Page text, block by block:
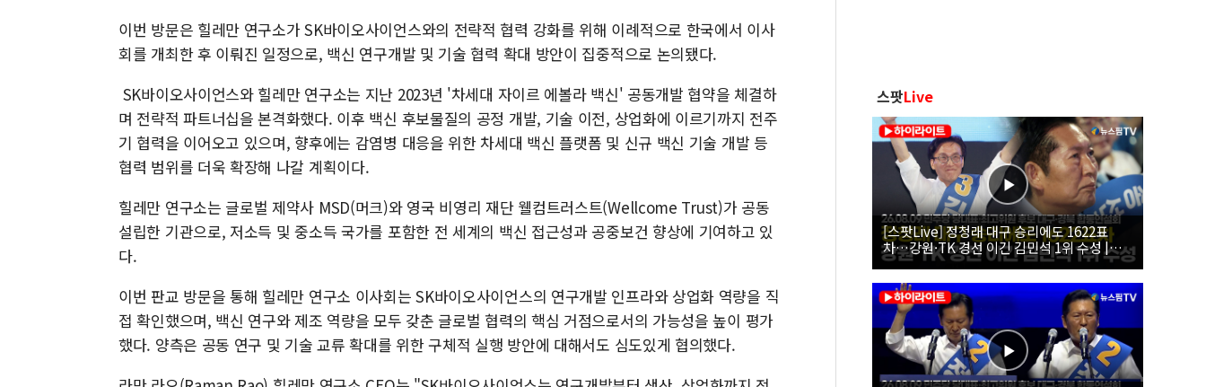
이번 방문은 힐레만 연구소가 SK바이오사이언스와의 전략적 협력 강화를 위해 이례적으로 한국에서 이사
회를 개최한 후 이뤄진 일정으로, 백신 연구개발 및 기술 협력 확대 방안이 집중적으로 논의됐다.
SK바이오사이언스와 힐레만 연구소는 지난 2023년 '차세대 자이르 에볼라 백신' 공동개발 협약을 체결하
며 전략적 파트너십을 본격화했다. 이후 백신 후보물질의 공정 개발, 기술 이전, 상업화에 이르기까지 전주
기 협력을 이어오고 있으며, 향후에는 감염병 대응을 위한 차세대 백신 플랫폼 및 신규 백신 기술 개발 등
협력 범위를 더욱 확장해 나갈 계획이다.
힐레만 연구소는 글로벌 제약사 MSD(머크)와 영국 비영리 재단 웰컴트러스트(Wellcome Trust)가 공동
설립한 기관으로, 저소득 및 중소득 국가를 포함한 전 세계의 백신 접근성과 공중보건 향상에 기여하고 있
다.
이번 판교 방문을 통해 힐레만 연구소 이사회는 SK바이오사이언스의 연구개발 인프라와 상업화 역량을 직
접 확인했으며, 백신 연구와 제조 역량을 모두 갖춘 글로벌 협력의 핵심 거점으로서의 가능성을 높이 평가
했다. 양측은 공동 연구 및 기술 교류 확대를 위한 구체적 실행 방안에 대해서도 심도있게 협의했다.
스팟Live
[스팟Live] 정청래 대구 승리에도 1622표
차…강원·TK 경선 이긴 김민석 1위 수성 |
26.08.09 더불어민주당 당대표·최고위원 후
보 대구·경북 합동연설회